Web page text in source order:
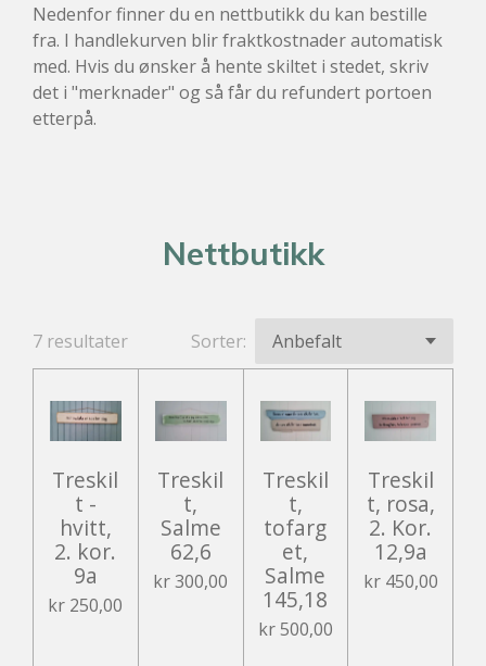
Nedenfor finner du en nettbutikk du kan bestille
fra. I handlekurven blir fraktkostnader automatisk
med. Hvis du ønsker å hente skiltet i stedet, skriv
det i "merknader" og så får du refundert portoen
etterpå.
Nettbutikk
7 resultater Sorter:
Treskil
t -
hvitt,
2. kor.
9a
kr 250,00
Treskil
t,
Salme
62,6
kr 300,00
Treskil
t,
tofarg
et,
Salme
145,18
kr 500,00
Treskil
t, rosa,
2. Kor.
12,9a
kr 450,00